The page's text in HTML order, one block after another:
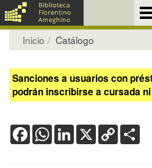
Inicio Catálogo
Sanciones a usuarios con
podrán inscribirse a cursada
FacebookWhatsApp
LinkedIn
X Copy
Link